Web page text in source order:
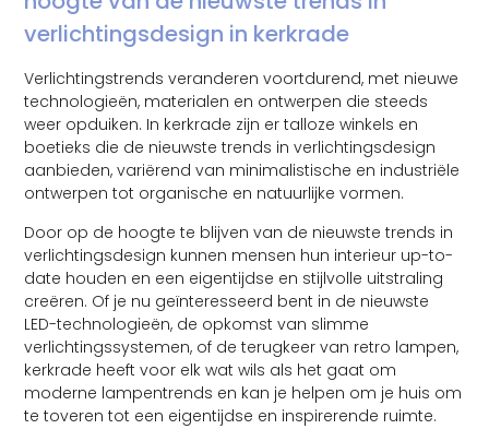
verlichtingsdesign in kerkrade
Verlichtingstrends veranderen voortdurend, met nieuwe
technologieën, materialen en ontwerpen die steeds
weer opduiken. In kerkrade zijn er talloze winkels en
boetieks die de nieuwste trends in verlichtingsdesign
aanbieden, variërend van minimalistische en industriële
ontwerpen tot organische en natuurlijke vormen.
Door op de hoogte te blijven van de nieuwste trends in
verlichtingsdesign kunnen mensen hun interieur up-to-
date houden en een eigentijdse en stijlvolle uitstraling
creëren. Of je nu geïnteresseerd bent in de nieuwste
LED-technologieën, de opkomst van slimme
verlichtingssystemen, of de terugkeer van retro lampen,
kerkrade heeft voor elk wat wils als het gaat om
moderne lampentrends en kan je helpen om je huis om
te toveren tot een eigentijdse en inspirerende ruimte.